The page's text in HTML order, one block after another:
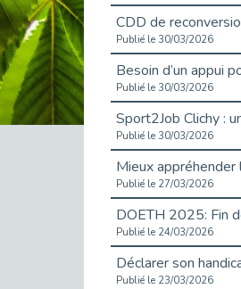
Publié le 30/03/2026
Publié le 30/03/2026
Publié le 30/03/2026
Publié le 27/03/2026
Publié le 24/03/2026
Publié le 23/03/2026